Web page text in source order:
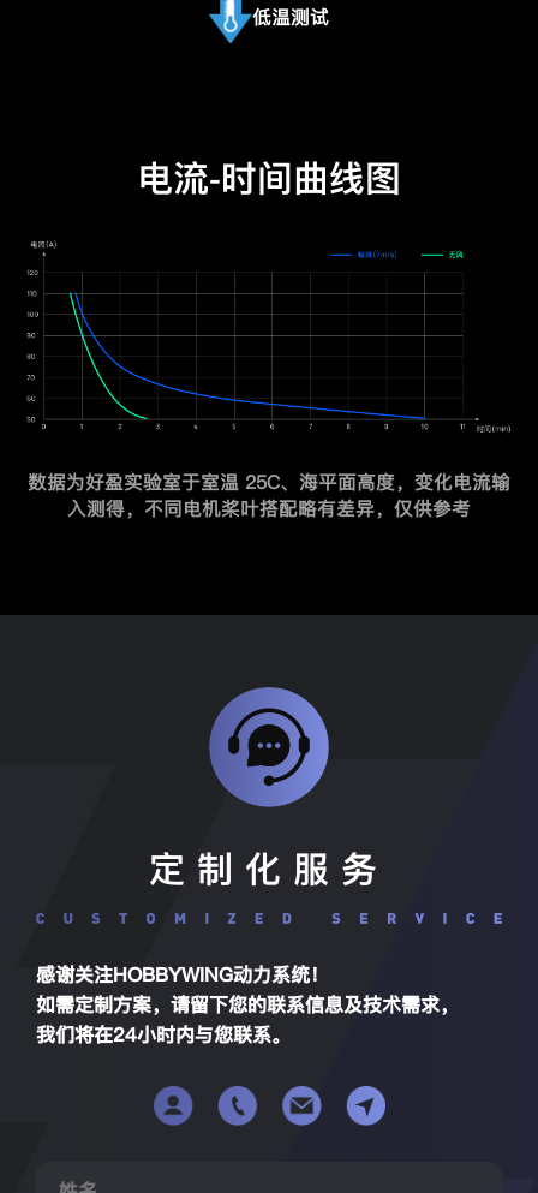
低温测试
电流-时间曲线图
数据为好盈实验室于室温 25C、海平面高度，变化电流输
入测得，不同电机桨叶搭配略有差异，仅供参考
定制化服务
感谢关注HOBBYWING动力系统！
如需定制方案，请留下您的联系信息及技术需求，
我们将在24小时内与您联系。